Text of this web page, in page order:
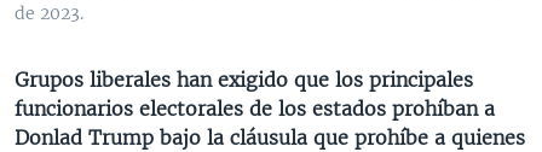
PANORAMA
ESTADOS UNIDOS AL DÍA
FORO [RADIO]
DEPORTIVO INTERNACIONAL
de 2023.
Grupos liberales han exigido que los principales
funcionarios electorales de los estados prohíban a
Donlad Trump bajo la cláusula que prohíbe a quienes